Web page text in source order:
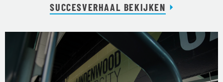
SUCCESVERHAAL BEKIJKEN